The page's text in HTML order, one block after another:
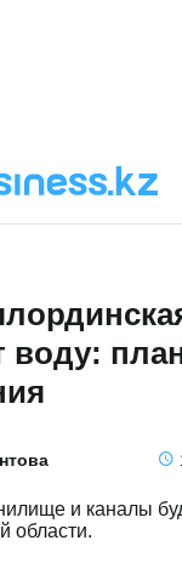
воду:
и каналы
области.